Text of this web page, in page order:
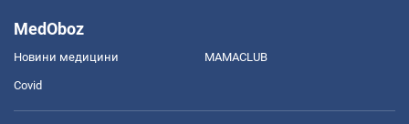
MedOboz
Новини медицини MAMACLUB
Covid